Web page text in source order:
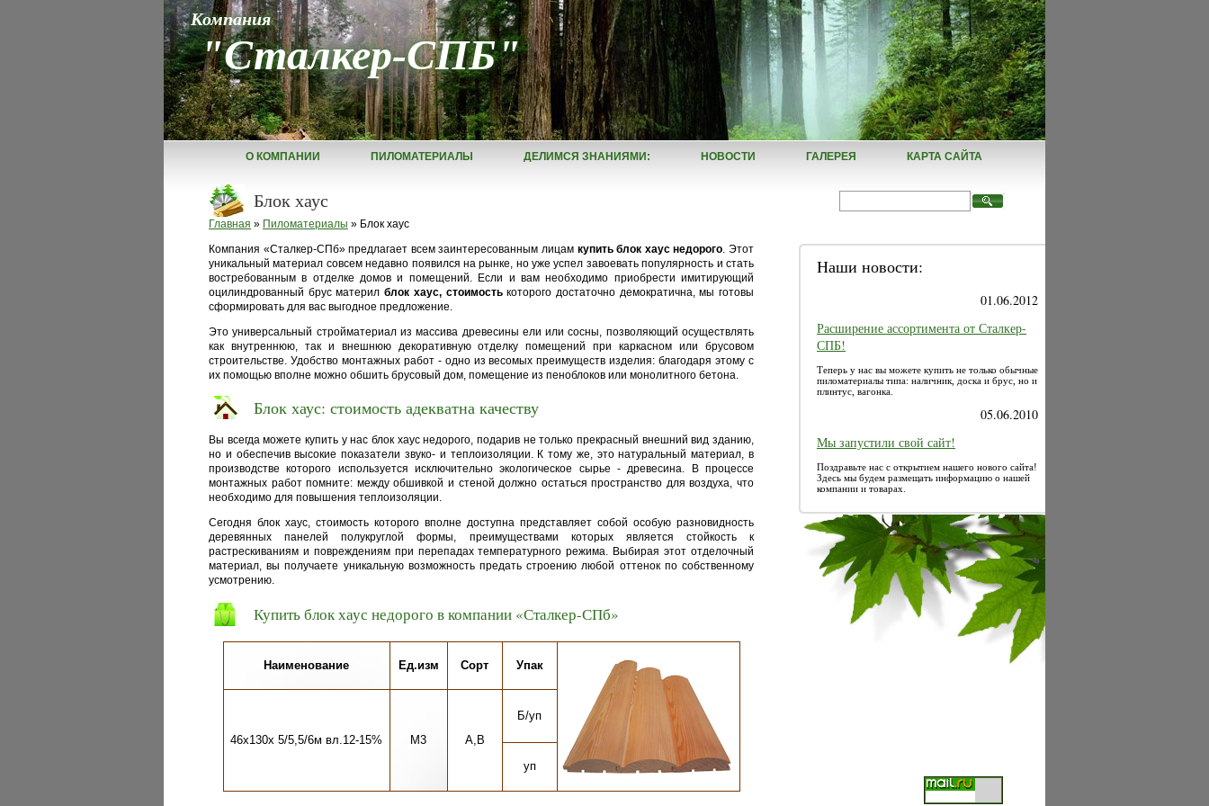
Компания
"Сталкер-СПБ"
О КОМПАНИИ ПИЛОМАТЕРИАЛЫ ДЕЛИМСЯ ЗНАНИЯМИ: НОВОСТИ ГАЛЕРЕЯ КАРТА САЙТА
Блок хаус
Главная » Пиломатериалы » Блок хаус
Компания «Сталкер-СПб» предлагает всем заинтересованным лицам купить блок хаус недорого. Этот
уникальный материал совсем недавно появился на рынке, но уже успел завоевать популярность и стать
востребованным в отделке домов и помещений. Если и вам необходимо приобрести имитирующий
оцилиндрованный брус материлблок хаус, стоимостькоторого достаточно демократична, мы готовы
сформировать для вас выгодное предложение.
Это универсальный стройматериал из массива древесины ели или сосны, позволяющий осуществлять
как внутреннюю, так и внешнюю декоративную отделку помещений при каркасном или брусовом
строительстве. Удобство монтажных работ - одно из весомых преимуществ изделия: благодаря этому с
их помощью вполне можно обшить брусовый дом, помещение из пеноблоков или монолитного бетона.
Блок хаус: стоимость адекватна качеству
Вы всегда можете купить у нас блок хаус недорого, подарив не только прекрасный внешний вид зданию,
но и обеспечив высокие показатели звуко- и теплоизоляции. К тому же, это натуральный материал, в
производстве которого используется исключительно экологическое сырье - древесина. В процессе
монтажных работ помните: между обшивкой и стеной должно остаться пространство для воздуха, что
необходимо для повышения теплоизоляции.
Сегодня блок хаус, стоимость которого вполне доступна представляет собой особую разновидность
деревянных панелей полукруглой формы, преимуществами которых является стойкость к
растрескиваниям и повреждениям при перепадах температурного режима. Выбирая этот отделочный
материал, вы получаете уникальную возможность предать строению любой оттенок по собственному
усмотрению.
Купить блок хаус недорого в компании «Сталкер-СПб»
Наименование Ед.изм Сорт Упак
46х130х 5/5,5/6м вл.12-15% М3 А,В
Б/уп
уп
Наши новости:
01.06.2012
Расширение ассортимента от Сталкер-
СПБ!
Теперь у нас вы можете купить не только обычные
пиломатериалы типа: наличник, доска и брус, но и
плинтус, вагонка.
05.06.2010
Мы запустили свой сайт!
Поздравьте нас с открытием нашего нового сайта!
Здесь мы будем размещать информацию о нашей
компании и товарах.